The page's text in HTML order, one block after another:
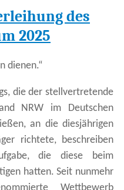
des
2025
dienen.“
die der stellvertretende
NRW im Deutschen
an die diesjährigen
richtete, beschreiben
die diese beim
hatten. Seit nunmehr